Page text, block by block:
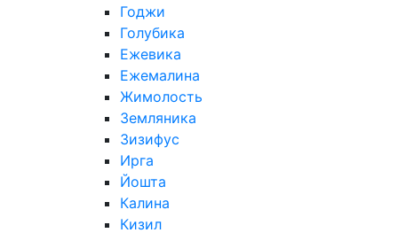
Годжи
Голубика
Ежевика
Ежемалина
Жимолость
Земляника
Зизифус
Ирга
Йошта
Калина
Кизил